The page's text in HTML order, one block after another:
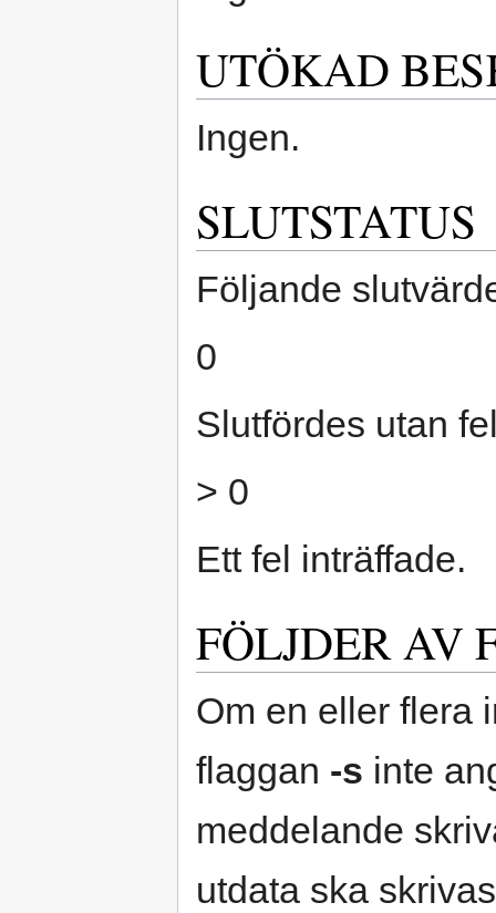
UTÖKAD
Ingen.
SLUTSTATUS
Följande
0
Slutfördes utan
> 0
Ett fel inträffade.
FÖLJDER AV
Om en eller flera
flaggan -s inte
meddelande
utdata ska